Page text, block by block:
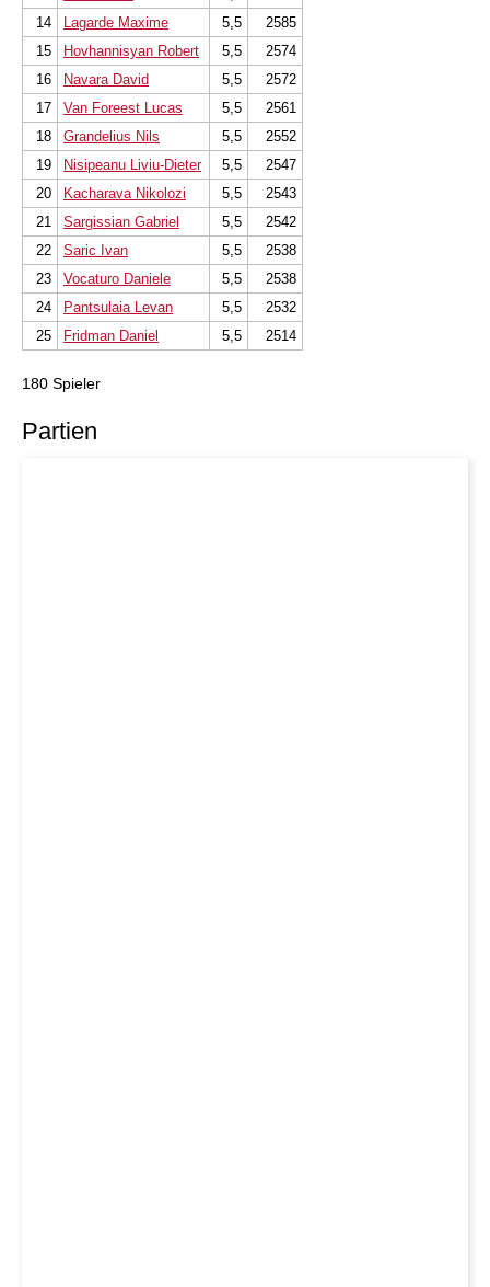
14
Lagarde Maxime 5,5
2585
15
Hovhannisyan Robert 5,5
2574
16
Navara David 5,5
2572
17
Van Foreest Lucas 5,5
2561
18
Grandelius Nils 5,5
2552
19
Nisipeanu Liviu-Dieter 5,5
2547
20
Kacharava Nikolozi 5,5
2543
21
Sargissian Gabriel 5,5
2542
22
Saric Ivan 5,5
2538
23
Vocaturo Daniele 5,5
2538
24
Pantsulaia Levan 5,5
2532
25
Fridman Daniel 5,5 2514
180 Spieler
Partien